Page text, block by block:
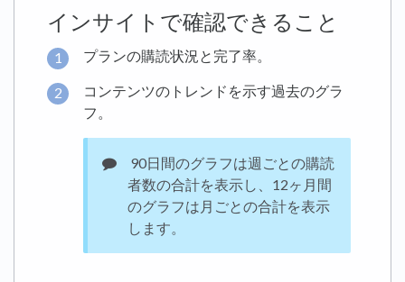
インサイトで確認できること
プランの購読状況と完了率。
コンテンツのトレンドを示す過去のグラ
フ。
90日間のグラフは週ごとの購読
者数の合計を表示し、12ヶ月間
のグラフは月ごとの合計を表示
します。